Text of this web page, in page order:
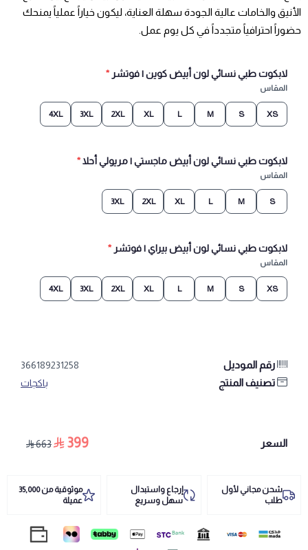
الأنيق والخامات عالية الجودة سهلة العناية، ليكون خياراً عملياً يمنحك
حضوراً احترافياً متجدداً في كل يوم عمل.
لابكوت طبي نسائي لون أبيض كوين | فوتشر *
المقاس
XS
S
M
L
XL
2XL
3XL
4XL
لابكوت طبي نسائي لون أبيض ماجستي | مريولي أحلا*
المقاس
S
M
L
XL
2XL
3XL
لابكوت طبي نسائي لون أبيض بيراي | فوتشر *
المقاس
XS
S
M
L
XL
2XL
3XL
4XL
رقم الموديل 366189231258
تصنيف المنتج باكجات
السعر 399
663
شحن مجاني لأول
طلب
إرجاع واستبدال
سهل وسريع
موثوقية من 35,000
عميلة